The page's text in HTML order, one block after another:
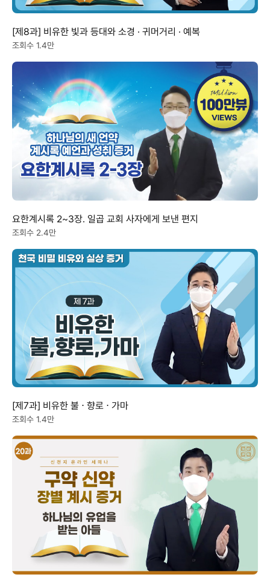
[제8과] 비유한 빛과 등대와 소경 · 귀머거리 · 예복
조회수 1.4만
요한계시록 2~3장. 일곱 교회 사자에게 보낸 편지
조회수 2.4만
[제7과] 비유한 불 ⋅ 향로 ⋅ 가마
조회수 1.4만